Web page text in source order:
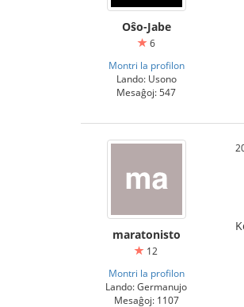
Oŝo-Jabe
6
Montri la profilon
Lando: Usono
Mesaĝoj: 547
maratonisto
12
Montri la profilon
Lando: Germanujo
Mesaĝoj: 1107